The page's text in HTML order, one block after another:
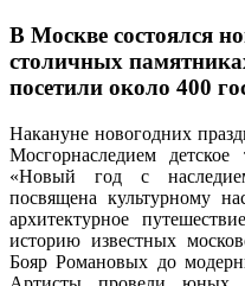
В Москве состоялся
столичных
посетили около 400
Накануне новогодних
Мосгорнаследием детское
«Новый год с
посвящена культурному
архитектурное
историю известных
Бояр Романовых до